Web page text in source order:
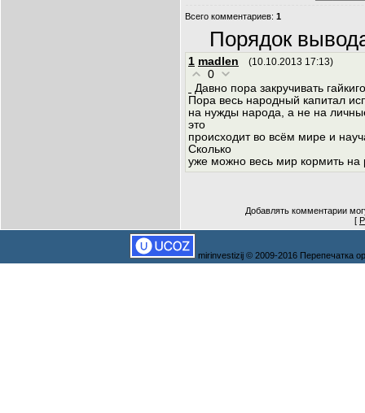
Всего комментариев: 1
Порядок
1 madlen (10.10.2013 17:13)
0
Давно пора закручивать
Пора весь народный капитал
на нужды народа, а не на
это
происходит во всём мире и
Сколько
уже можно весь мир кормить на
Добавлять комментарии
[
mirinvestizij © 2009-2016 Перепечатка